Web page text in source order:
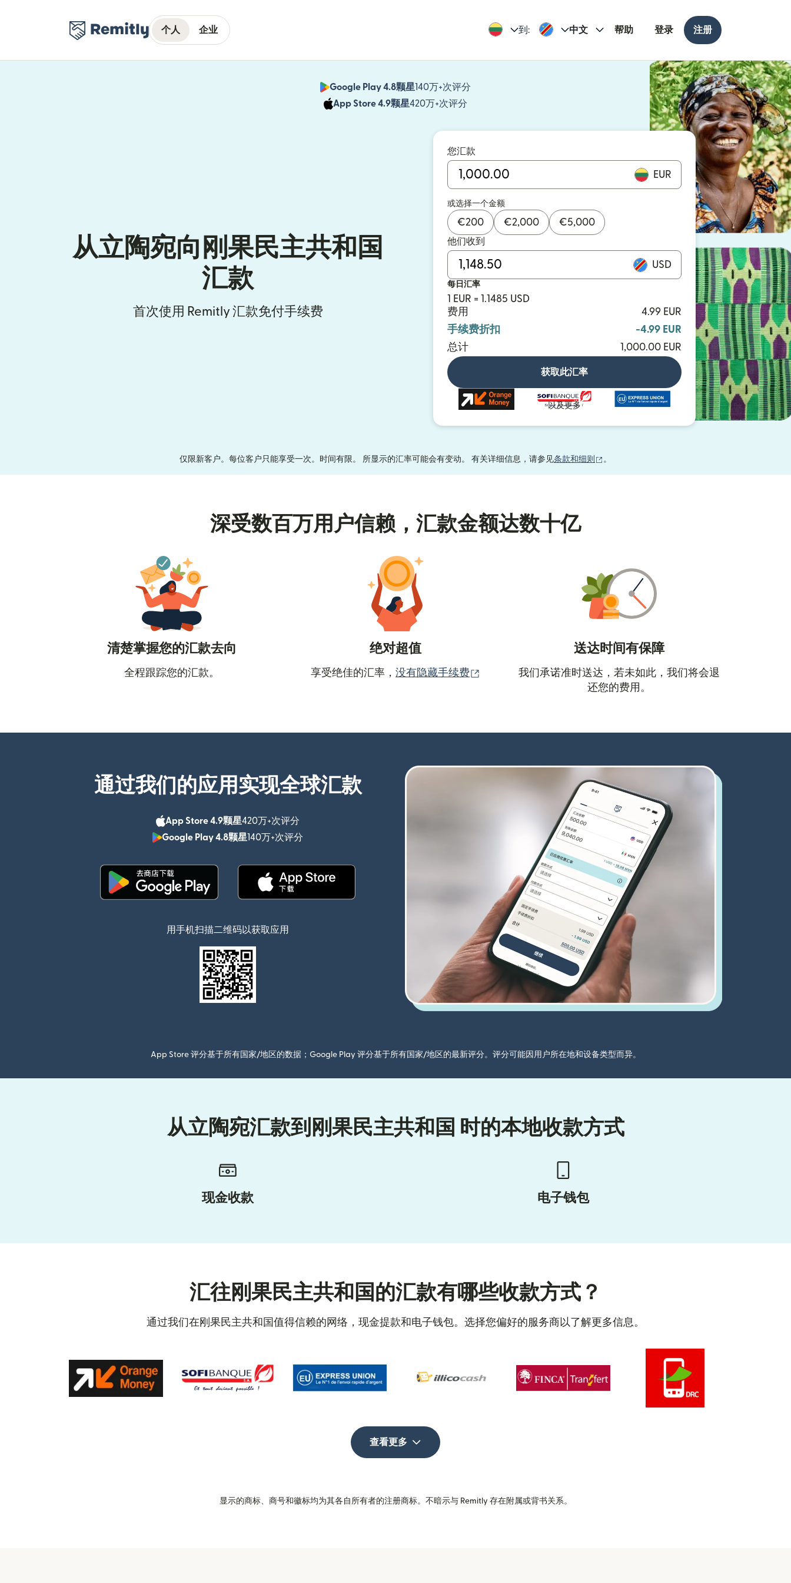
个人 企业 到: 中文 帮助 登录 注册
Google Play 4.8颗星140万+次评分
App Store 4.9颗星420万+次评分
从立陶宛向刚果民主共和国
汇款
首次使用 Remitly 汇款免付手续费
您汇款
EUR
或选择一个金额
€200 €2,000 €5,000
他们收到
USD
每日汇率
1 EUR = 1.1485 USD
费用
4.99 EUR
手续费折扣
-4.99 EUR
总计
1,000.00 EUR
获取此汇率
以及更多
仅限新客户。每位客户只能享受一次。时间有限。 所显示的汇率可能会有变动。 有关详细信息，请参见条款和细则 （在新窗口中打开）
。
深受数百万用户信赖，汇款金额达数十亿
清楚掌握您的汇款去向
全程跟踪您的汇款。
绝对超值
享受绝佳的汇率， 没有隐藏手续费 （在新窗口中打开）
送达时间有保障
我们承诺准时送达，若未如此，我们将会退
还您的费用。
通过我们的应用实现全球汇款
App Store 4.9颗星420万+次评分
Google Play 4.8颗星140万+次评分
用手机扫描二维码以获取应用
App Store 评分基于所有国家/地区的数据；Google Play 评分基于所有国家/地区的最新评分。评分可能因用户所在地和设备类型而异。
从立陶宛汇款到刚果民主共和国 时的本地收款方式
现金收款 电子钱包
汇往刚果民主共和国的汇款有哪些收款方式？
通过我们在刚果民主共和国值得信赖的网络，现金提款和电子钱包。选择您偏好的服务商以了解更多信息。
查看更多
显示的商标、商号和徽标均为其各自所有者的注册商标。不暗示与 Remitly 存在附属或背书关系。